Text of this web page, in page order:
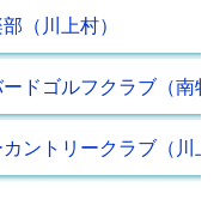
（川上村）
ドゴルフクラブ（南牧
ントリークラブ（川上